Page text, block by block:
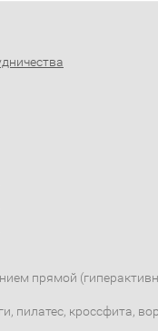
прямой
пилатес, кроссфита,